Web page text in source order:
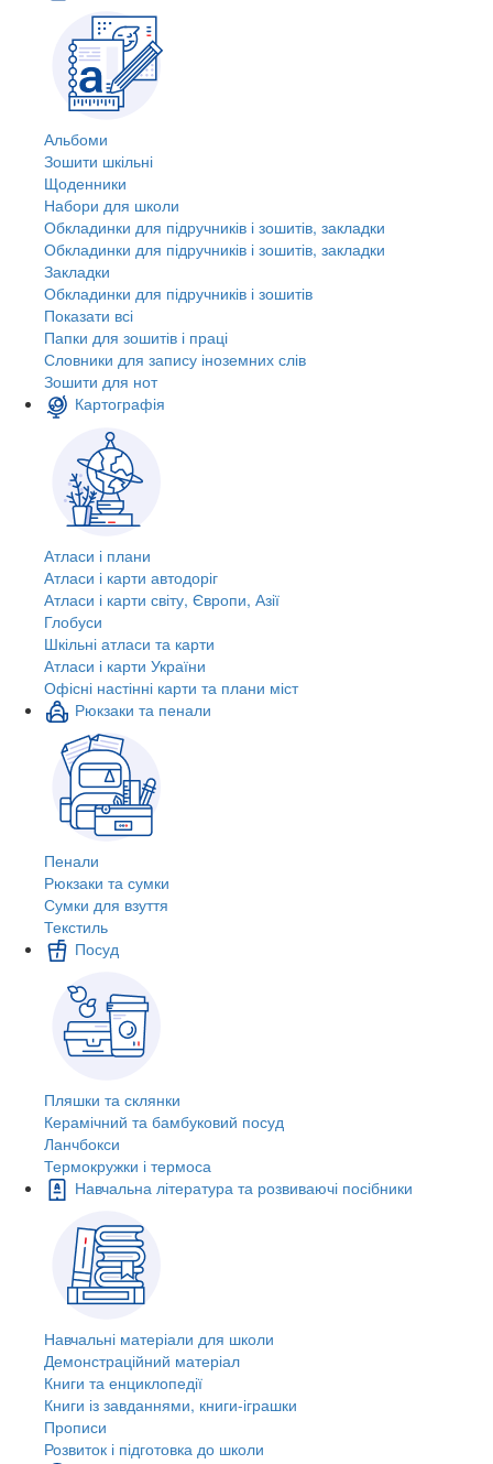
Альбоми
Зошити шкільні
Щоденники
Набори для школи
Обкладинки для підручників і зошитів, закладки
Обкладинки для підручників і зошитів, закладки
Закладки
Обкладинки для підручників і зошитів
Показати всі
Папки для зошитів і праці
Словники для запису іноземних слів
Зошити для нот
Картографія
Атласи і плани
Атласи і карти автодоріг
Атласи і карти світу, Європи, Азії
Глобуси
Шкільні атласи та карти
Атласи і карти України
Офісні настінні карти та плани міст
Рюкзаки та пенали
Пенали
Рюкзаки та сумки
Сумки для взуття
Текстиль
Посуд
Пляшки та склянки
Керамічний та бамбуковий посуд
Ланчбокси
Термокружки і термоса
Навчальна література та розвиваючі посібники
Навчальні матеріали для школи
Демонстраційний матеріал
Книги та енциклопедії
Книги із завданнями, книги-іграшки
Прописи
Розвиток і підготовка до школи